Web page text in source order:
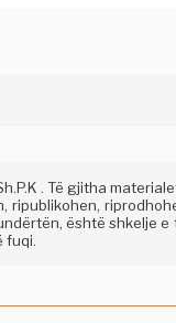
. Të gjitha
ripublikohen,
është shkelje
fuqi.